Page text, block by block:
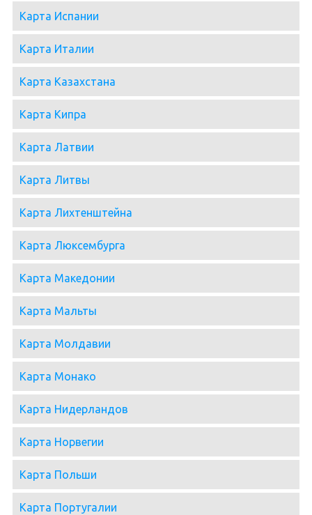
Карта Испании
Карта Италии
Карта Казахстана
Карта Кипра
Карта Латвии
Карта Литвы
Карта Лихтенштейна
Карта Люксембурга
Карта Македонии
Карта Мальты
Карта Молдавии
Карта Монако
Карта Нидерландов
Карта Норвегии
Карта Польши
Карта Португалии